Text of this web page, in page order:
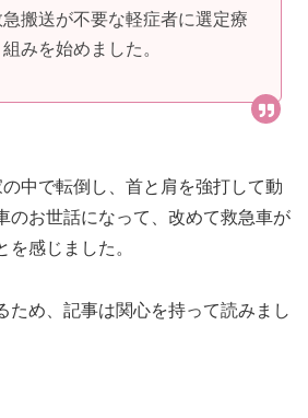
搬送が不要な軽症者に選定療
みを始めました。
中で転倒し、首と肩を強打して動
のお世話になって、改めて救急車が
感じました。
ため、記事は関心を持って読みまし